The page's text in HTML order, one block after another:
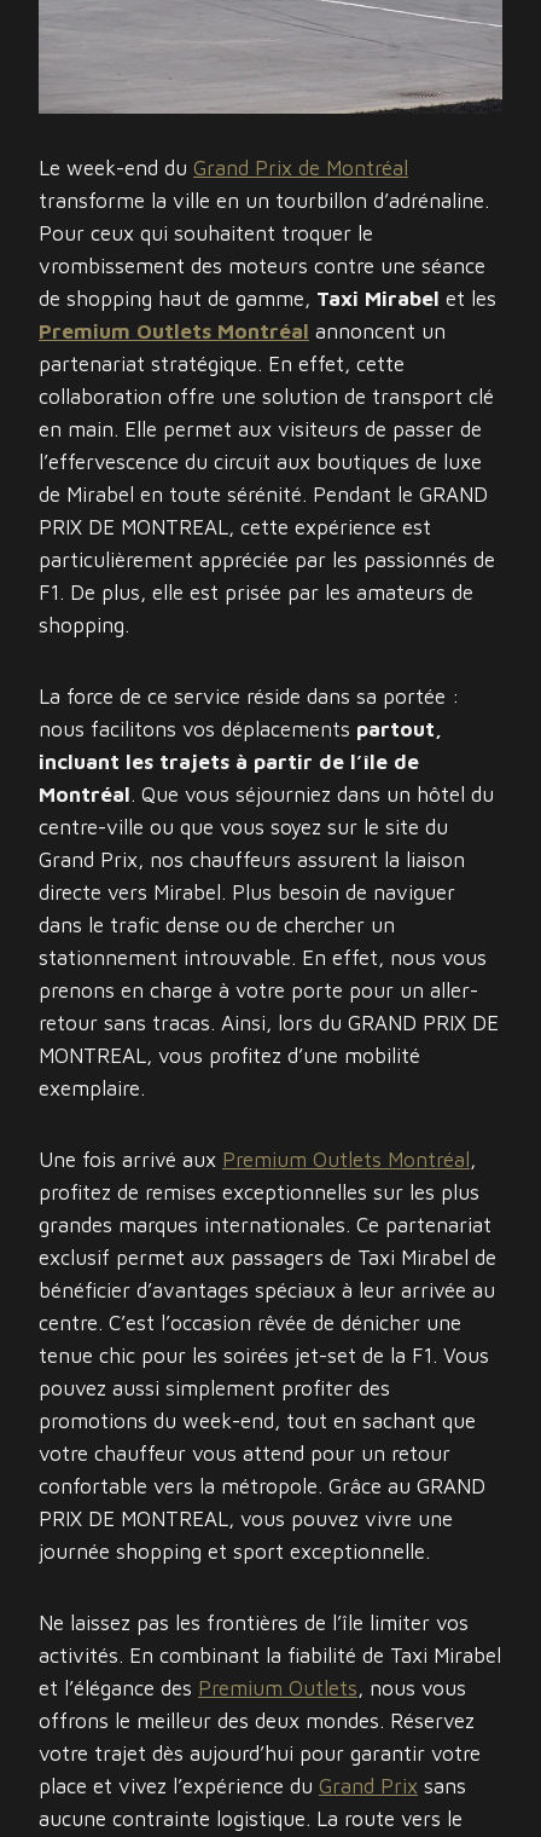
Le week-end du Grand Prix de Montréal
transforme la ville en un tourbillon d’adrénaline.
Pour ceux qui souhaitent troquer le
vrombissement des moteurs contre une séance
de shopping haut de gamme, Taxi Mirabel et les
Premium Outlets Montréal annoncent un
partenariat stratégique. En effet, cette
collaboration offre une solution de transport clé
en main. Elle permet aux visiteurs de passer de
l’effervescence du circuit aux boutiques de luxe
de Mirabel en toute sérénité. Pendant le GRAND
PRIX DE MONTREAL, cette expérience est
particulièrement appréciée par les passionnés de
F1. De plus, elle est prisée par les amateurs de
shopping.
La force de ce service réside dans sa portée :
nous facilitons vos déplacements partout,
incluant les trajets à partir de l’île de
Montréal. Que vous séjourniez dans un hôtel du
centre-ville ou que vous soyez sur le site du
Grand Prix, nos chauffeurs assurent la liaison
directe vers Mirabel. Plus besoin de naviguer
dans le trafic dense ou de chercher un
stationnement introuvable. En effet, nous vous
prenons en charge à votre porte pour un aller-
retour sans tracas. Ainsi, lors du GRAND PRIX DE
MONTREAL, vous profitez d’une mobilité
exemplaire.
Une fois arrivé aux Premium Outlets Montréal,
profitez de remises exceptionnelles sur les plus
grandes marques internationales. Ce partenariat
exclusif permet aux passagers de Taxi Mirabel de
bénéficier d’avantages spéciaux à leur arrivée au
centre. C’est l’occasion rêvée de dénicher une
tenue chic pour les soirées jet-set de la F1. Vous
pouvez aussi simplement profiter des
promotions du week-end, tout en sachant que
votre chauffeur vous attend pour un retour
confortable vers la métropole. Grâce au GRAND
PRIX DE MONTREAL, vous pouvez vivre une
journée shopping et sport exceptionnelle.
Ne laissez pas les frontières de l’île limiter vos
activités. En combinant la fiabilité de Taxi Mirabel
et l’élégance des Premium Outlets, nous vous
offrons le meilleur des deux mondes. Réservez
votre trajet dès aujourd’hui pour garantir votre
place et vivez l’expérience du Grand Prix sans
aucune contrainte logistique. La route vers le